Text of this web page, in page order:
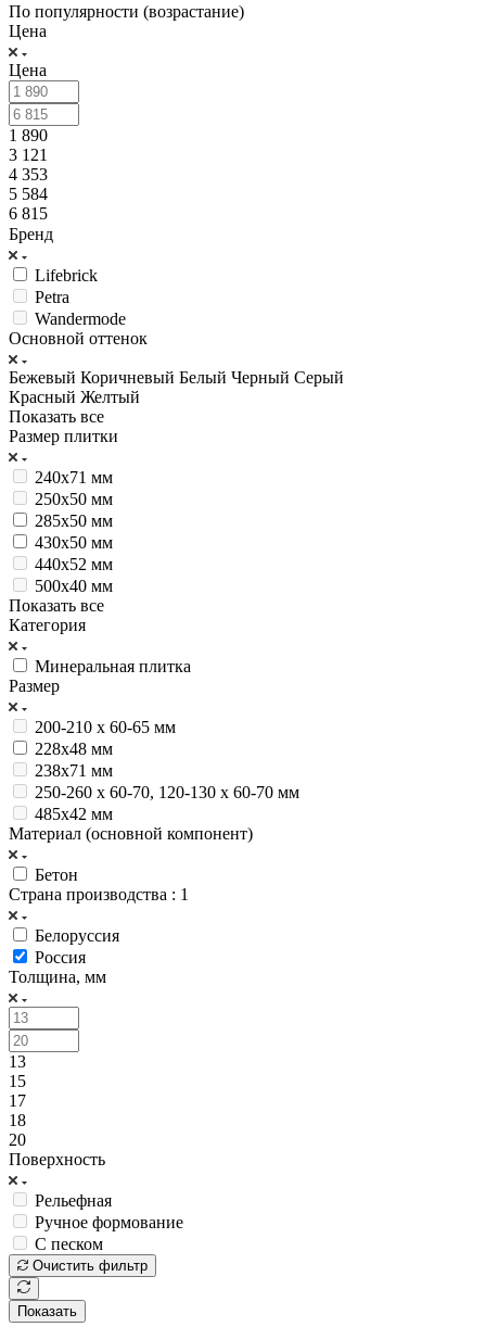
По популярности (возрастание)
Цена
Цена
1 890
3 121
4 353
5 584
6 815
Бренд
Lifebrick
Petra
Wandermode
Основной оттенок
Бежевый Коричневый Белый Черный Серый
Красный Желтый
Показать все
Размер плитки
240x71 мм
250х50 мм
285х50 мм
430х50 мм
440х52 мм
500х40 мм
Показать все
Категория
Минеральная плитка
Размер
200-210 х 60-65 мм
228х48 мм
238x71 мм
250-260 x 60-70, 120-130 x 60-70 мм
485x42 мм
Материал (основной компонент)
Бетон
Страна производства : 1
Белоруссия
Россия
Толщина, мм
13
15
17
18
20
Поверхность
Рельефная
Ручное формование
С песком
Очистить фильтр
Показать